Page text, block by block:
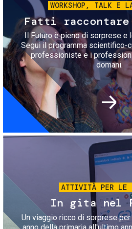
WORKSHOP, TALK E
Fatti
Il Futuro è pieno di sorprese e
Segui il programma scientifico-
professioniste e i
domani.
ATTIVITÀ PER LE
In gita nel
Un viaggio ricco di sorprese